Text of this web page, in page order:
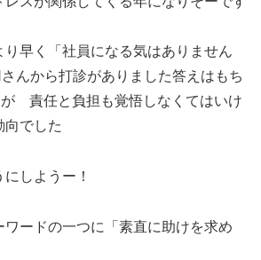
早く「社員になる気はありません
んから打診がありました答えはもち
責任と負担も覚悟しなくてはいけ
向でした
しようー！
ードの一つに「素直に助けを求め